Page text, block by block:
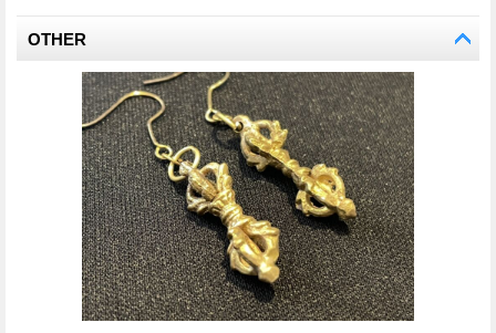
OTHER